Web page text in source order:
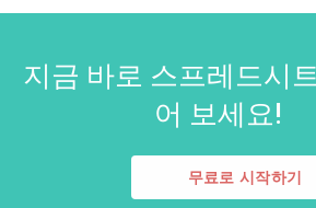
지금 바로 스프레드시
어 보세요!
무료로 시작하기